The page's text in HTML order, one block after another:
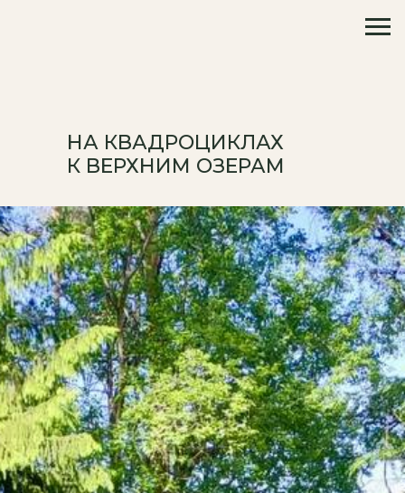
НА КВАДРОЦИКЛАХ
К ВЕРХНИМ ОЗЕРАМ